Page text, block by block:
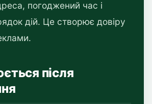
погоджений час і
дій. Це створює довіру
після